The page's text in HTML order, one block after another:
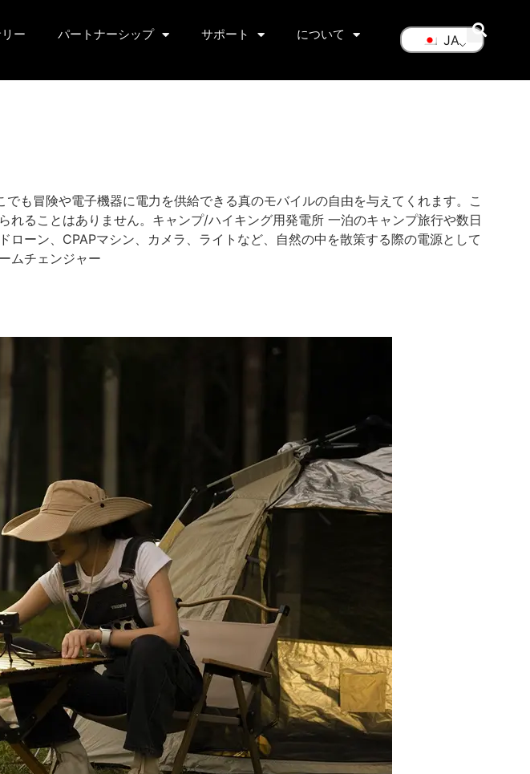
ー パートナーシップ サポート について JA
も冒険や電子機器に電力を供給できる真のモバイルの自由を与えてくれます。こ
ることはありません。キャンプ/ハイキング用発電所 一泊のキャンプ旅行や数日
ーン、CPAPマシン、カメラ、ライトなど、自然の中を散策する際の電源として
ムチェンジャー